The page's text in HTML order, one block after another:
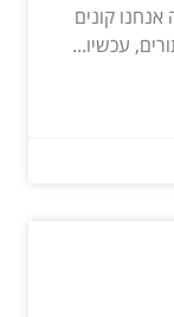
קונים
עכשיו...